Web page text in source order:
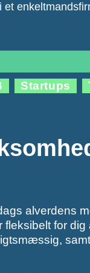
et
Startups
alverdens
fleksibelt for